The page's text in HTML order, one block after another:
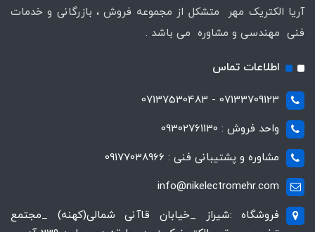
آریا الکتریک مهر متشکل از مجموعه فروش ، بازرگانی و خدمات
فنی مهندسی و مشاوره می باشد .
اطلاعات تماس
07133709123 - 07137530483
واحد فروش : 09302761130
مشاوره و پشتیبانی فنی : 09177038966
info@nikelectromehr.com
فروشگاه :شیراز _خیابان قاآنی شمالی(کهنه) _مجتمع